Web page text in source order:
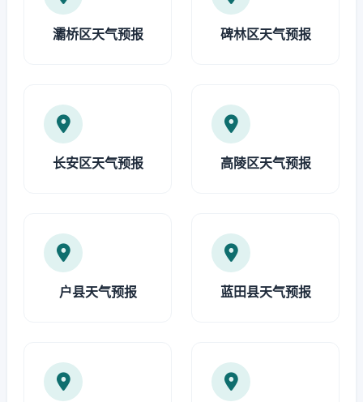
灞桥区天气预报 碑林区天气预报
长安区天气预报 高陵区天气预报
户县天气预报 蓝田县天气预报